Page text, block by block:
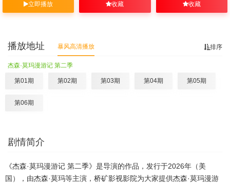
立即播放 收藏 收藏
排序
播放地址 暴风高清播放
杰森·莫玛漫游记 第二季
第01期 第02期 第03期 第04期 第05期
第06期
剧情简介
《杰森·莫玛漫游记 第二季》是导演的作品，发行于2026年（美
国），由杰森·莫玛等主演，桥矿影视影院为大家提供杰森·莫玛漫游